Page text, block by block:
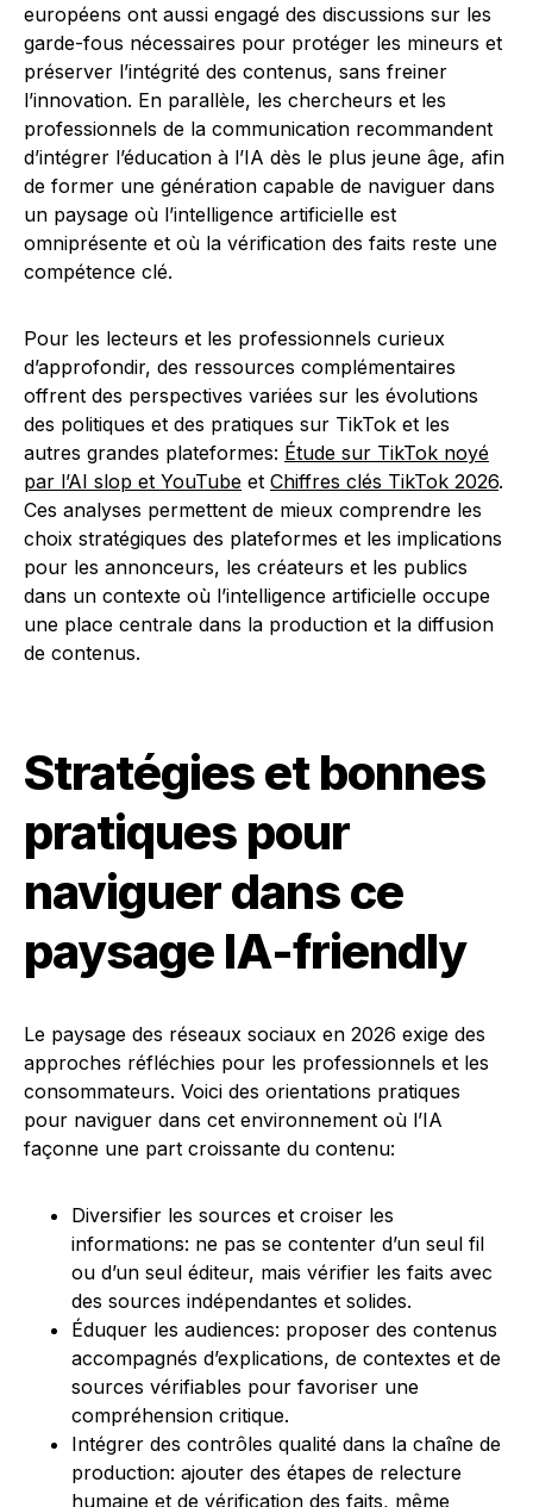
européens ont aussi engagé des discussions sur les
garde-fous nécessaires pour protéger les mineurs et
préserver l’intégrité des contenus, sans freiner
l’innovation. En parallèle, les chercheurs et les
professionnels de la communication recommandent
d’intégrer l’éducation à l’IA dès le plus jeune âge, afin
de former une génération capable de naviguer dans
un paysage où l’intelligence artificielle est
omniprésente et où la vérification des faits reste une
compétence clé.
Pour les lecteurs et les professionnels curieux
d’approfondir, des ressources complémentaires
offrent des perspectives variées sur les évolutions
des politiques et des pratiques sur TikTok et les
autres grandes plateformes: Étude sur TikTok noyé
par l’AI slop et YouTube et Chiffres clés TikTok 2026.
Ces analyses permettent de mieux comprendre les
choix stratégiques des plateformes et les implications
pour les annonceurs, les créateurs et les publics
dans un contexte où l’intelligence artificielle occupe
une place centrale dans la production et la diffusion
de contenus.
Stratégies et bonnes
pratiques pour
naviguer dans ce
paysage IA-friendly
Le paysage des réseaux sociaux en 2026 exige des
approches réfléchies pour les professionnels et les
consommateurs. Voici des orientations pratiques
pour naviguer dans cet environnement où l’IA
façonne une part croissante du contenu:
Diversifier les sources et croiser les
informations: ne pas se contenter d’un seul fil
ou d’un seul éditeur, mais vérifier les faits avec
des sources indépendantes et solides.
Éduquer les audiences: proposer des contenus
accompagnés d’explications, de contextes et de
sources vérifiables pour favoriser une
compréhension critique.
Intégrer des contrôles qualité dans la chaîne de
production: ajouter des étapes de relecture
humaine et de vérification des faits, même